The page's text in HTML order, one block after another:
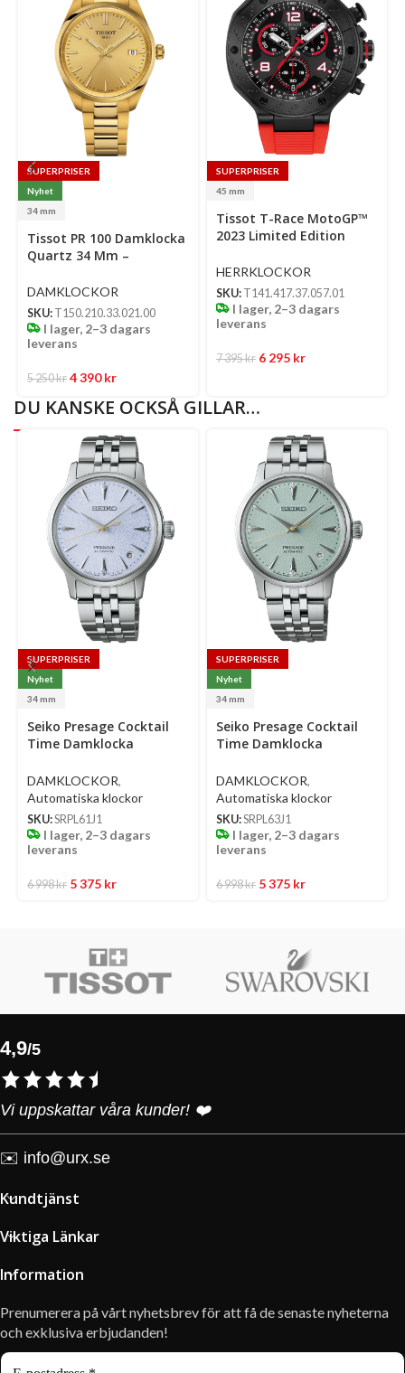
SUPERPRISER
Nyhet
34 mm
Select
options
Tissot PR 100 Damklocka
Quartz 34 Mm –
Guldfärgad PVD Och
Stållänk
DAMKLOCKOR
SKU: T150.210.33.021.00
I lager, 2–3 dagars
leverans
5 250kr 4 390kr
SUPERPRISER
45 mm
Select
options
Tissot T-Race MotoGP™
2023 Limited Edition
HERRKLOCKOR
SKU: T141.417.37.057.01
I lager, 2–3 dagars
leverans
7 395kr 6 295 kr
DU KANSKE OCKSÅ GILLAR…
SUPERPRISER
Nyhet
34 mm
Select
options
Seiko Presage Cocktail
Time Damklocka
Ljusblå Urtavla Med
Diamanter Och Stållänk
DAMKLOCKOR,
Automatiska klockor
SKU:SRPL61J1
I lager, 2–3 dagars
leverans
6 998kr 5 375 kr
SUPERPRISER
Nyhet
34 mm
Select
options
Seiko Presage Cocktail
Time Damklocka
Ljusgrön Urtavla Med
Diamanter Och Stållänk
DAMKLOCKOR,
Automatiska klockor
SKU:SRPL63J1
I lager, 2–3 dagars
leverans
6 998kr 5 375 kr
4,9/5
Vi uppskattar våra kunder! ❤️
✉️ info@urx.se
Kundtjänst
Viktiga Länkar
Information
Prenumerera på vårt nyhetsbrev för att få de senaste nyheterna
och exklusiva erbjudanden!